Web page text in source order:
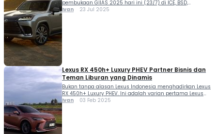
pembukaan GIIAS 2025 hari ini (23/7) di ICE, BSD,
Tangerang. Pada event yang sedianya dibuka umum 24
Ivan 23 Jul 2025
Lexus RX 450h+ Luxury PHEV Partner Bisnis dan
Teman Liburan yang Dinamis
Bukan tanpa alasan Lexus Indonesia menghadirkan Lexus
RX 450h+ Luxury PHEV. Ini adalah varian pertama Lexus
berjantung PHEV yang tidak sekadar menghadirkan desain
Ivan 03 Feb 2025